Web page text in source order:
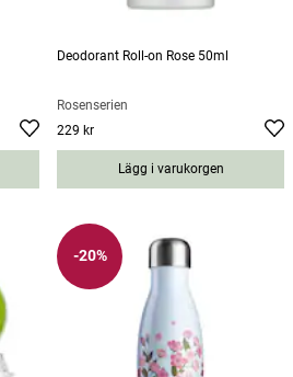
Deodorant Roll-on Rose 50ml
Rosenserien
Pris:
229 kr
Lägg i varukorgen
-20%